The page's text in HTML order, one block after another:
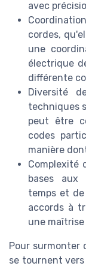
avec
cordes,
une
électrique
différente
Diversité
techniques
peut être
codes
manière
Complexité
bases aux
temps et
accords à
une
Pour surmonter
se tournent